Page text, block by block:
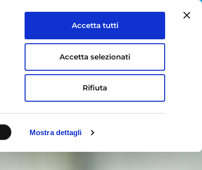
Mostra dettagli
Accetta tutti
Accetta selezionati
Rifiuta
IT EN
LAVORA CON NOI CONTATTI